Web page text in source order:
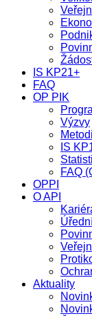
IS KP21+
FAQ
OP PIK
Výzvy
IS
FAQ
OPPI
O API
Aktuality